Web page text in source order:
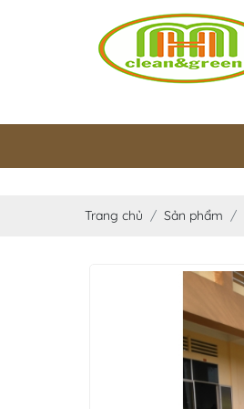
Trang chủ Sản phẩm